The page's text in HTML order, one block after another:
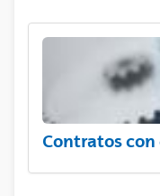
Contratos